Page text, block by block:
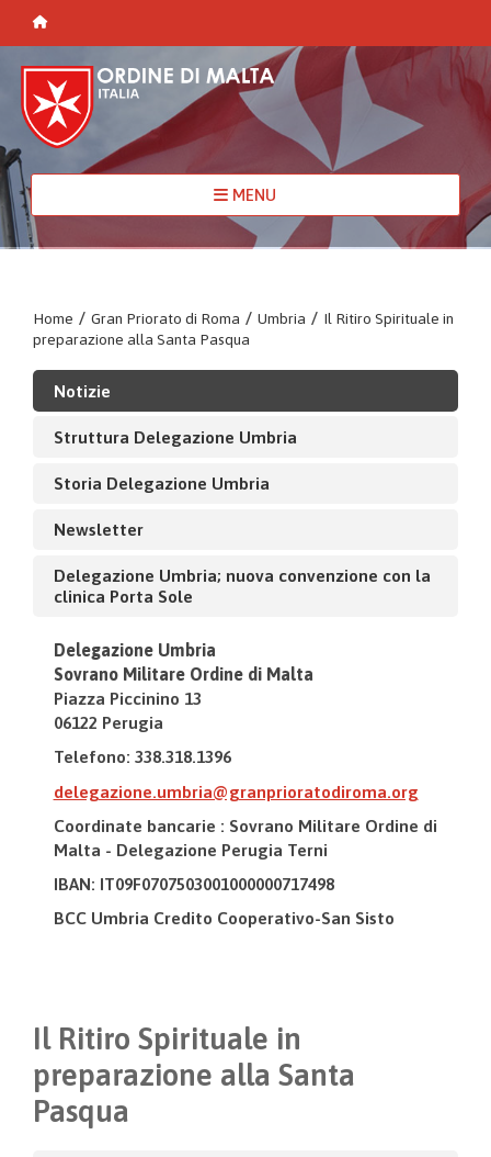
MENU
Home / Gran Priorato di Roma / Umbria / Il Ritiro Spirituale in
preparazione alla Santa Pasqua
Notizie
Struttura Delegazione Umbria
Storia Delegazione Umbria
Newsletter
Delegazione Umbria; nuova convenzione con la
clinica Porta Sole
Delegazione Umbria
Sovrano Militare Ordine di Malta
Piazza Piccinino 13
06122 Perugia
Telefono: 338.318.1396
delegazione.umbria@granprioratodiroma.org
Coordinate bancarie : Sovrano Militare Ordine di
Malta - Delegazione Perugia Terni
IBAN: IT09F0707503001000000717498
BCC Umbria Credito Cooperativo-San Sisto
Il Ritiro Spirituale in
preparazione alla Santa
Pasqua